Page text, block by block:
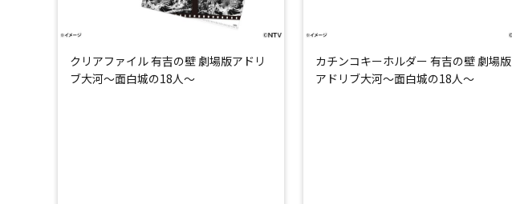
クリアファイル 有吉の壁 劇場版アドリ
ブ大河～面白城の18人～
カチンコキーホルダー 有吉の壁 劇場版
アドリブ大河～面白城の18人～